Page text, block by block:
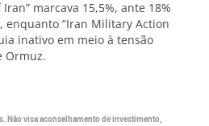
marcava 15,5%, ante 18%
enquanto “Iran Military Action
inativo em meio à tensão
Ormuz.
Não visa aconselhamento de investimento,